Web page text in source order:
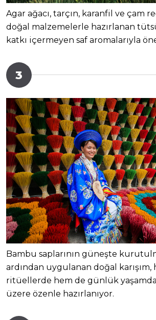
Agar ağacı, tarçın, karanfil ve çam
doğal malzemelerle hazırlanan
katkı içermeyen saf aromalarıyla
3
Bambu saplarının güneşte
ardından uygulanan doğal karışım,
ritüellerde hem de günlük
üzere özenle hazırlanıyor.